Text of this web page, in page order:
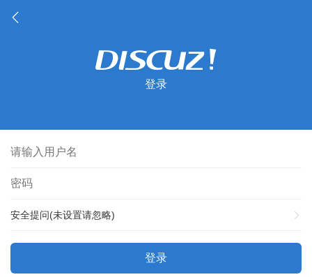
登录
安全提问(未设置请忽略)
登录